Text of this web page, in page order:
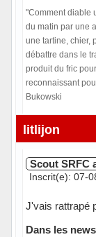
"Comment diable
du matin par une
une tartine, chier,
débattre dans le
produit du fric
reconnaissant
Bukowski
Hors ligne
litlijon
Scout SRFC
Inscrit(e): 07-
J'vais rattrapé
Dans les